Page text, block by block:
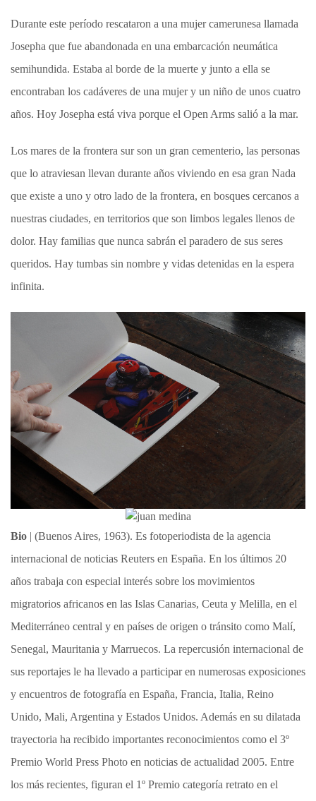
Durante este período rescataron a una mujer camerunesa llamada
Josepha que fue abandonada en una embarcación neumática
semihundida. Estaba al borde de la muerte y junto a ella se
encontraban los cadáveres de una mujer y un niño de unos cuatro
años. Hoy Josepha está viva porque el Open Arms salió a la mar.
Los mares de la frontera sur son un gran cementerio, las personas
que lo atraviesan llevan durante años viviendo en esa gran Nada
que existe a uno y otro lado de la frontera, en bosques cercanos a
nuestras ciudades, en territorios que son limbos legales llenos de
dolor. Hay familias que nunca sabrán el paradero de sus seres
queridos. Hay tumbas sin nombre y vidas detenidas en la espera
infinita.
Bio | (Buenos Aires, 1963). Es fotoperiodista de la agencia
internacional de noticias Reuters en España. En los últimos 20
años trabaja con especial interés sobre los movimientos
migratorios africanos en las Islas Canarias, Ceuta y Melilla, en el
Mediterráneo central y en países de origen o tránsito como Malí,
Senegal, Mauritania y Marruecos. La repercusión internacional de
sus reportajes le ha llevado a participar en numerosas exposiciones
y encuentros de fotografía en España, Francia, Italia, Reino
Unido, Mali, Argentina y Estados Unidos. Además en su dilatada
trayectoria ha recibido importantes reconocimientos como el 3º
Premio World Press Photo en noticias de actualidad 2005. Entre
los más recientes, figuran el 1º Premio categoría retrato en el